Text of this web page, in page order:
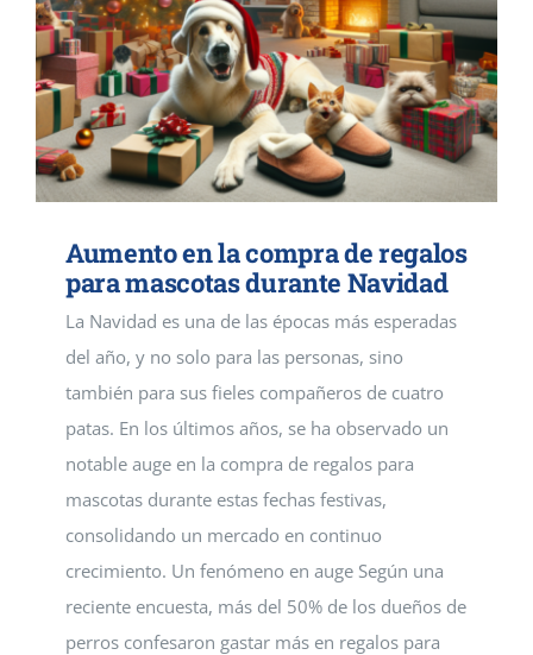
Aumento en la compra de regalos
para mascotas durante Navidad
La Navidad es una de las épocas más esperadas
del año, y no solo para las personas, sino
también para sus fieles compañeros de cuatro
patas. En los últimos años, se ha observado un
notable auge en la compra de regalos para
mascotas durante estas fechas festivas,
consolidando un mercado en continuo
crecimiento. Un fenómeno en auge Según una
reciente encuesta, más del 50% de los dueños de
perros confesaron gastar más en regalos para